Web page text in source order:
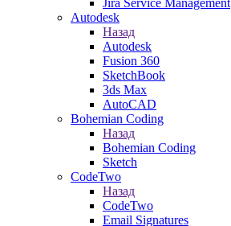
Jira Service Management
Autodesk
Назад
Autodesk
Fusion 360
SketchBook
3ds Max
AutoCAD
Bohemian Coding
Назад
Bohemian Coding
Sketch
CodeTwo
Назад
CodeTwo
Email Signatures